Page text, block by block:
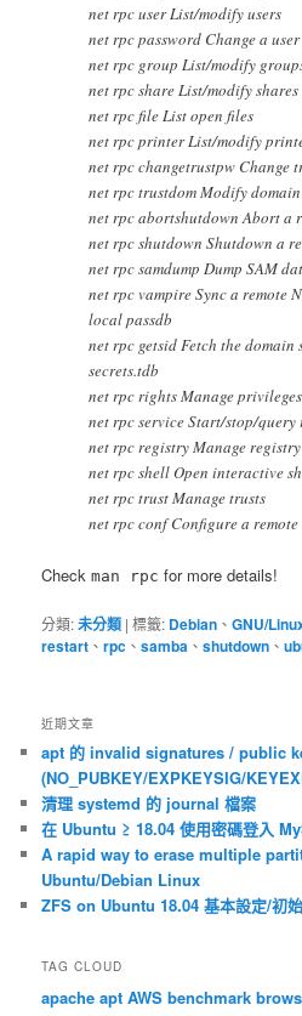
net rpc user List/modify users
net rpc password Change a
net rpc group List/modify
net rpc share List/modify shares
net rpc file List open files
net rpc printer List/modify
net rpc changetrustpw Change
net rpc trustdom Modify
net rpc abortshutdown Abort a
net rpc shutdown Shutdown a
net rpc samdump Dump SAM
net rpc vampire Sync a remote
local passdb
net rpc getsid Fetch the
secrets.tdb
net rpc rights Manage
net rpc service Start/stop/query
net rpc registry Manage
net rpc shell Open interactive
net rpc trust Manage trusts
net rpc conf Configure a remote
Checkman rpc for more details!
分類:未分類 |標籤: Debian 、GNU/
restart 、rpc 、samba 、shutdown 、
近期文章
apt 的 invalid signatures / public
(NO_PUBKEY/EXPKEYSIG/
清理 systemd 的 journal 檔案
在 Ubuntu ≥ 18.04 使用密碼登入
A rapid way to erase multiple
Ubuntu/Debian Linux
ZFS on Ubuntu 18.04 基本設定/初
TAG CLOUD
apache apt AWS benchmark